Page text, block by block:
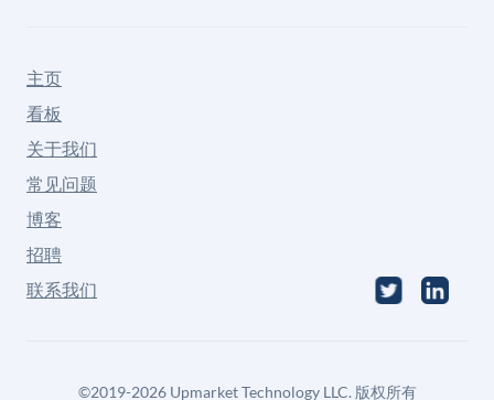
主页
看板
关于我们
常见问题
博客
招聘
联系我们
©2019-2026Upmarket Technology LLC. 版权所有